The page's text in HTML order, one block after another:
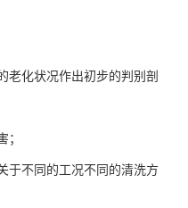
老化状况作出初步的判别剖
；
于不同的工况不同的清洗方